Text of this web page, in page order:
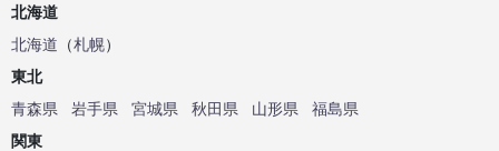
北海道
北海道 （札幌）
東北
青森県
岩手県 宮城県 秋田県 山形県
福島県
関東